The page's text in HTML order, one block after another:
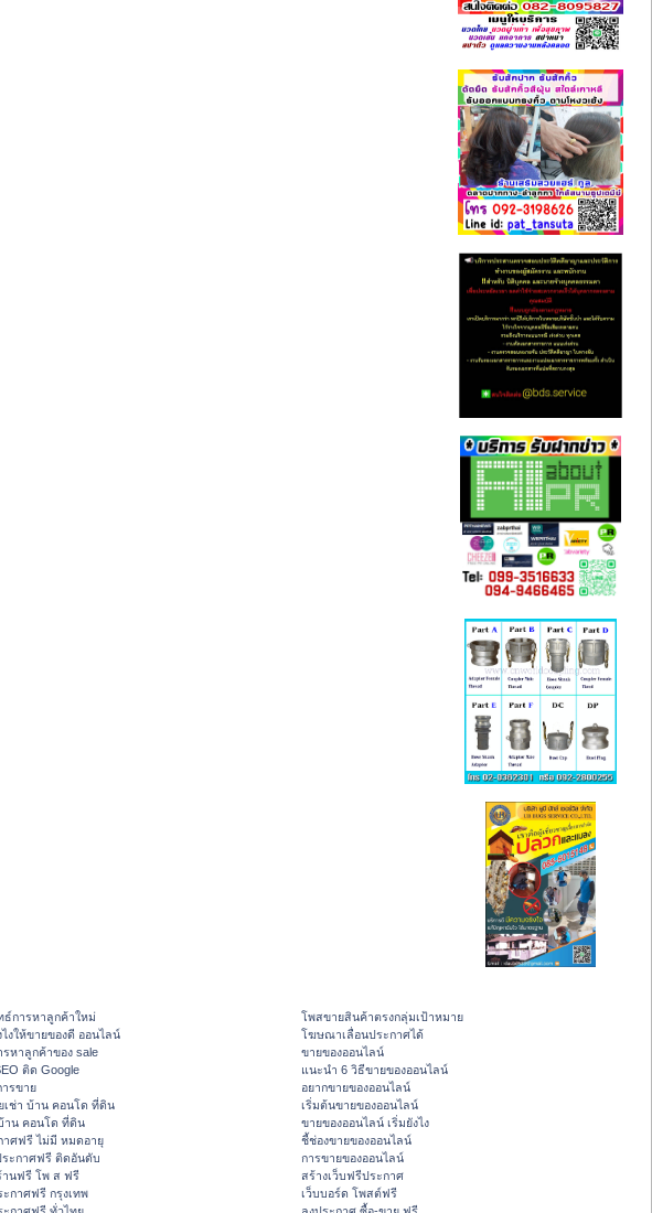
ธ์การหาลูกค้าใหม่
ไงให้ขายของดี ออนไลน์
รหาลูกค้าของ sale
ติด Google
ารขาย
เช่า บ้าน คอนโด ที่ดิน
าน คอนโด ที่ดิน
าศฟรี ไม่มี หมดอายุ
ระกาศฟรี ติดอันดับ
านฟรี โพ ส ฟรี
ะกาศฟรี กรุงเทพ
โพสขายสินค้าตรงกลุ่มเป้าหมาย
โฆษณาเลื่อนประกาศได้
ขายของออนไลน์
แนะนำ 6 วิธีขายของออนไลน์
อยากขายของออนไลน์
เริ่มต้นขายของออนไลน์
ขายของออนไลน์ เริ่มยังไง
ชี้ช่องขายของออนไลน์
การขายของออนไลน์
สร้างเว็บฟรีประกาศ
เว็บบอร์ด โพสต์ฟรี